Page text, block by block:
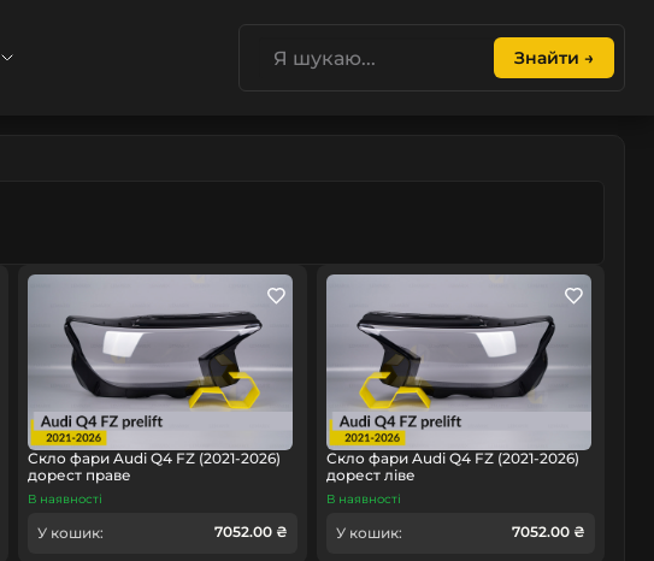
Знайти →
Скло фари Audi Q4 FZ (2021-2026)
дорест праве
В наявності
У кошик: 7052.00 ₴
Скло фари Audi Q4 FZ (2021-2026)
дорест ліве
В наявності
У кошик: 7052.00 ₴